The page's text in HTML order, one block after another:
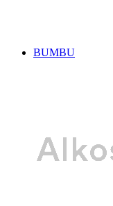
BUMBU